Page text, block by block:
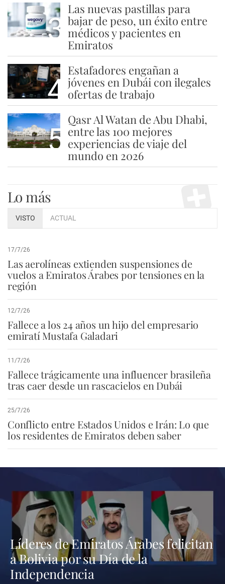
3
Las nuevas pastillas para
bajar de peso, un éxito entre
médicos y pacientes en
Emiratos
4
Estafadores engañan a
jóvenes en Dubái con ilegales
ofertas de trabajo
5
Qasr Al Watan de Abu Dhabi,
entre las 100 mejores
experiencias de viaje del
mundo en 2026
Lo más
VISTO ACTUAL
17/7/26
Las aerolíneas extienden suspensiones de
vuelos a Emiratos Árabes por tensiones en la
región
12/7/26
Fallece a los 24 años un hijo del empresario
emiratí Mustafa Galadari
11/7/26
Fallece trágicamente una influencer brasileña
tras caer desde un rascacielos en Dubái
25/7/26
Conflicto entre Estados Unidos e Irán: Lo que
los residentes de Emiratos deben saber
Líderes de Emiratos Árabes felicitan
a Bolivia por su Día de la
Independencia